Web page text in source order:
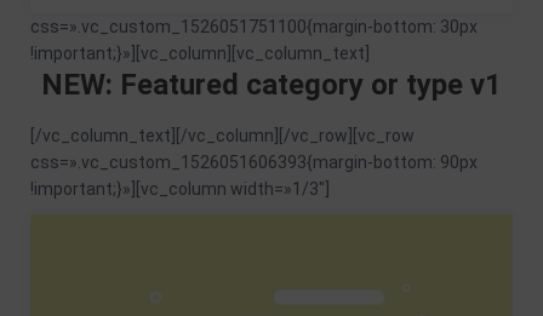
css=».vc_custom_1526051751100{margin-bottom: 30px
!important;}»][vc_column][vc_column_text]
NEW: Featured category or type v1
[/vc_column_text][/vc_column][/vc_row][vc_row
css=».vc_custom_1526051606393{margin-bottom: 90px
!important;}»][vc_column width=»1/3″]